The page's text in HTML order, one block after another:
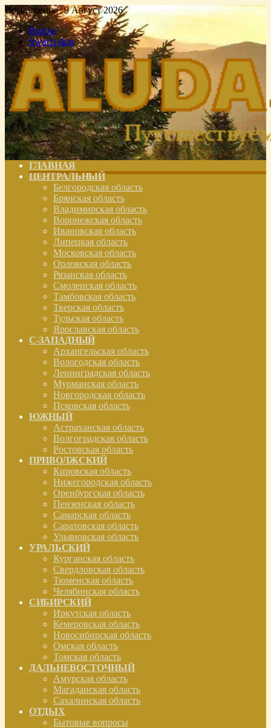
Воскресенье , 9 Август 2026
Войти
Switch skin
ГЛАВНАЯ
ЦЕНТРАЛЬНЫЙ
Белгородская область
Брянская область
Владимирская область
Воронежская область
Ивановская область
Липецкая область
Московская область
Орловская область
Рязанская область
Смоленская область
Тамбовская область
Тверская область
Тульская область
Ярославская область
С-ЗАПАДНЫЙ
Архангельская область
Вологодская область
Ленинградская область
Мурманская область
Новгородская область
Псковская область
ЮЖНЫЙ
Астраханская область
Волгоградская область
Ростовская область
ПРИВОЛЖСКИЙ
Кировская область
Нижегородская область
Оренбургская область
Пензенская область
Самарская область
Саратовская область
Ульяновская область
УРАЛЬСКИЙ
Курганская область
Свердловская область
Тюменская область
Челябинская область
СИБИРСКИЙ
Иркутская область
Кемеровская область
Новосибирская область
Омская область
Томская область
ДАЛЬНЕВОСТОЧНЫЙ
Амурская область
Магаданская область
Сахалинская область
ОТДЫХ
Бытовые вопросы